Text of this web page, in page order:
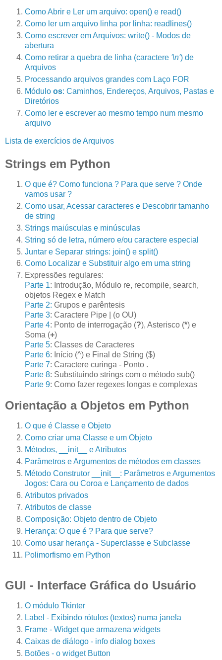
Como Abrir e Ler um arquivo: open() e read()
Como ler um arquivo linha por linha: readlines()
Como escrever em Arquivos: write() - Modos de
abertura
Como retirar a quebra de linha (caractere '\n') de
Arquivos
Processando arquivos grandes com Laço FOR
Módulo os: Caminhos, Endereços, Arquivos, Pastas e
Diretórios
Como ler e escrever ao mesmo tempo num mesmo
arquivo
Lista de exercícios de Arquivos
Strings em Python
O que é? Como funciona ? Para que serve ? Onde
vamos usar ?
Como usar, Acessar caracteres e Descobrir tamanho
de string
Strings maiúsculas e minúsculas
String só de letra, número e/ou caractere especial
Juntar e Separar strings: join() e split()
Como Localizar e Substituir algo em uma string
Expressões regulares:
Parte 1: Introdução, Módulo re, recompile, search,
objetos Regex e Match
Parte 2: Grupos e parêntesis
Parte 3: Caractere Pipe | (o OU)
Parte 4: Ponto de interrogação (?), Asterisco (*) e
Soma (+)
Parte 5: Classes de Caracteres
Parte 6: Início (^) e Final de String ($)
Parte 7: Caractere curinga - Ponto .
Parte 8: Substituindo strings com o método sub()
Parte 9: Como fazer regexes longas e complexas
Orientação a Objetos em Python
O que é Classe e Objeto
Como criar uma Classe e um Objeto
Métodos, __init__ e Atributos
Parâmetros e Argumentos de métodos em classes
Método Construtor __init__: Parâmetros e Argumentos
Jogos: Cara ou Coroa e Lançamento de dados
Atributos privados
Atributos de classe
Composição: Objeto dentro de Objeto
Herança: O que é ? Para que serve?
Como usar herança - Superclasse e Subclasse
Polimorfismo em Python
GUI - Interface Gráfica do Usuário
O módulo Tkinter
Label - Exibindo rótulos (textos) numa janela
Frame - Widget que armazena widgets
Caixas de diálogo - info dialog boxes
Botões - o widget Button